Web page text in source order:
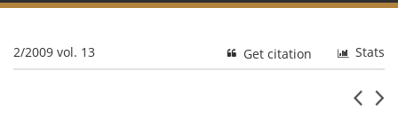
2/2009 vol. 13 Stats
Get citation